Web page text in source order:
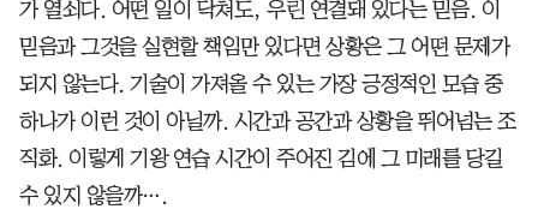
가 열쇠다. 어떤 일이 닥쳐도, 우린 연결돼 있다는 믿음. 이
믿음과 그것을 실현할 책임만 있다면 상황은 그 어떤 문제가
되지 않는다. 기술이 가져올 수 있는 가장 긍정적인 모습 중
하나가 이런 것이 아닐까. 시간과 공간과 상황을 뛰어넘는 조
직화. 이렇게 기왕 연습 시간이 주어진 김에 그 미래를 당길
수 있지 않을까….